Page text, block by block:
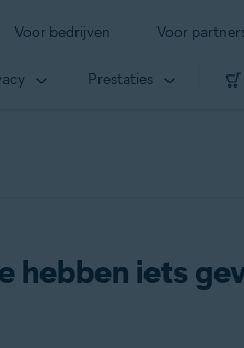
Voor bedrijven Voor
Prestaties
hebben iets